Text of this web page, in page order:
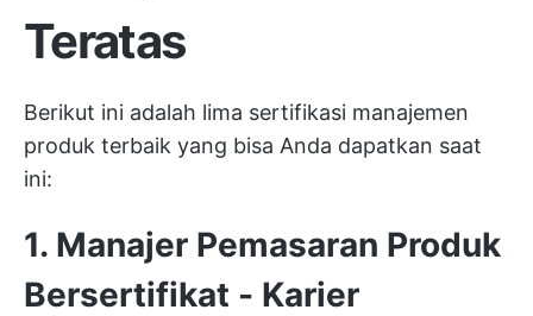
Teratas
Berikut ini adalah lima sertifikasi manajemen
produk terbaik yang bisa Anda dapatkan saat
ini:
1. Manajer Pemasaran Produk
Bersertifikat - Karier